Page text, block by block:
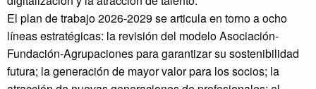
El plan de trabajo 2026-2029 se articula en torno a ocho
líneas estratégicas: la revisión del modelo Asociación-
Fundación-Agrupaciones para garantizar su sostenibilidad
futura; la generación de mayor valor para los socios; la